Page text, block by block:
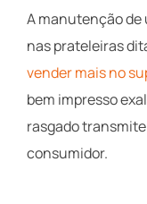
A manutenção de
nas prateleiras
vender mais no
bem impresso
rasgado
consumidor.